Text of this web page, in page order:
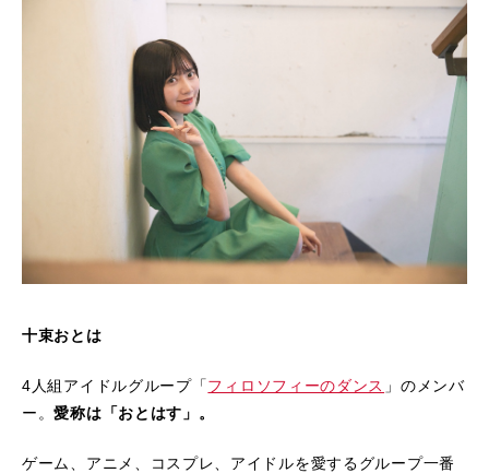
十束おとは
4人組アイドルグループ「フィロソフィーのダンス 」のメンバ
ー。愛称は「おとはす」。
ゲーム、アニメ、コスプレ、アイドルを愛するグループ一番